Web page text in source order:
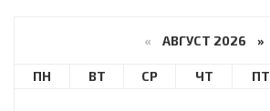
« АВГУСТ 2026 »
ПН ВТ СР ЧТ ПТ